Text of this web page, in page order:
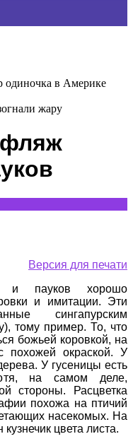
одиночка в Америке
жару
Версия для печати
и пауков хорошо
и имитации. Эти
сингапурским
тому пример. То, что
божьей коровкой, на
похожей окраской. У
У гусеницы есть
на самом деле,
стороны. Расцветка
похожа на птичий
насекомых. На
цвета листа.